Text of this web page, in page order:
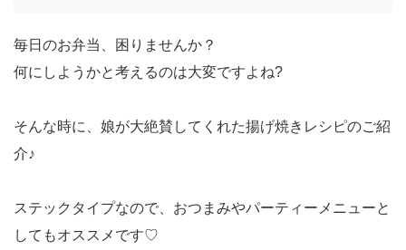
毎日のお弁当、困りませんか？
何にしようかと考えるのは大変ですよね?
そんな時に、娘が大絶賛してくれた揚げ焼きレシピのご紹
介♪
ステックタイプなので、おつまみやパーティーメニューと
してもオススメです♡